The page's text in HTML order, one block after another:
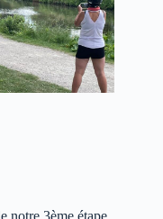
notre 3ème étape